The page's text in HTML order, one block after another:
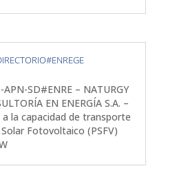
SD#ENRE – NATURGY
EN ENERGÍA S.A. –
la capacidad de transporte
Fotovoltaico (PSFV)